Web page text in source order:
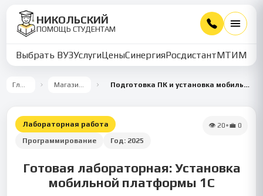
НИКОЛЬСКИЙ
ПОМОЩЬ СТУДЕНТАМ
Выбрать ВУЗУслугиЦеныСинергияРосдистантМТИММУ
Главная Магазин работ Подготовка ПК и установка мобильной платформы 1С
Лабораторная работа
Программирование
Год: 2025
👁 20•💼 0
Готовая лабораторная: Установка
мобильной платформы 1С